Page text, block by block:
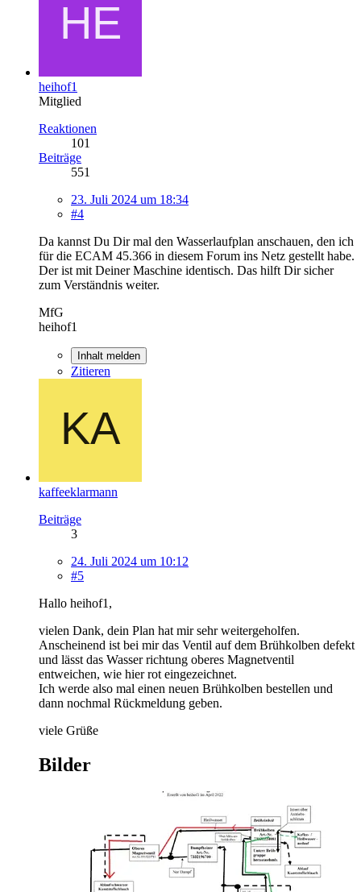
heihof1
Mitglied
Reaktionen
101
Beiträge
551
23. Juli 2024 um 18:34
#4
Da kannst Du Dir mal den Wasserlaufplan anschauen, den ich
für die ECAM 45.366 in diesem Forum ins Netz gestellt habe.
Der ist mit Deiner Maschine identisch. Das hilft Dir sicher
zum Verständnis weiter.
MfG
heihof1
Inhalt melden
Zitieren
kaffeeklarmann
Beiträge
3
24. Juli 2024 um 10:12
#5
Hallo heihof1,
vielen Dank, dein Plan hat mir sehr weitergeholfen.
Anscheinend ist bei mir das Ventil auf dem Brühkolben defekt
und lässt das Wasser richtung oberes Magnetventil
entweichen, wie hier rot eingezeichnet.
Ich werde also mal einen neuen Brühkolben bestellen und
dann nochmal Rückmeldung geben.
viele Grüße
Bilder